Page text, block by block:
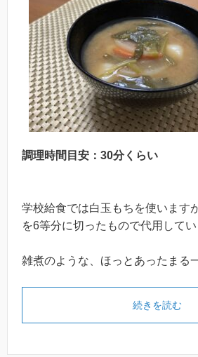
調理時間目安：30分くらい
学校給食では白玉もちを使います
を6等分に切ったもので代用してい
雑煮のような、ほっとあったまる
続きを読む